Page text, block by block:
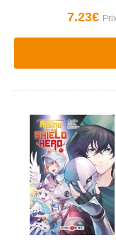
7.23€